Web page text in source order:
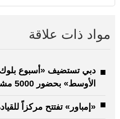
مواد ذات علاقة
دبي تستضيف «أسبوع
الأوسط» بحضور 5000 مشارك
«إمباور» تفتتح مركزاً